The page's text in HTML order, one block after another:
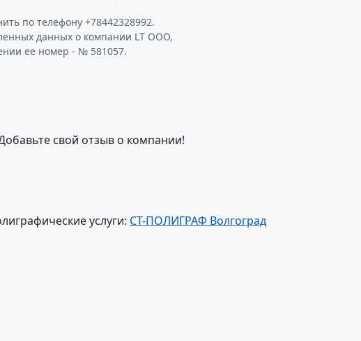
по телефону +78442328992.
данных о компании LT ООО,
ее номер - № 581057.
свой отзыв о компании!
услуги: СТ-ПОЛИГРАФ Волгоград